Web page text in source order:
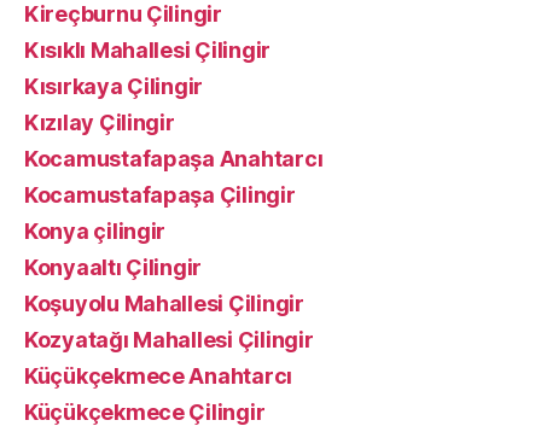
Kireçburnu Çilingir
Kısıklı Mahallesi Çilingir
Kısırkaya Çilingir
Kızılay Çilingir
Kocamustafapaşa Anahtarcı
Kocamustafapaşa Çilingir
Konya çilingir
Konyaaltı Çilingir
Koşuyolu Mahallesi Çilingir
Kozyatağı Mahallesi Çilingir
Küçükçekmece Anahtarcı
Küçükçekmece Çilingir